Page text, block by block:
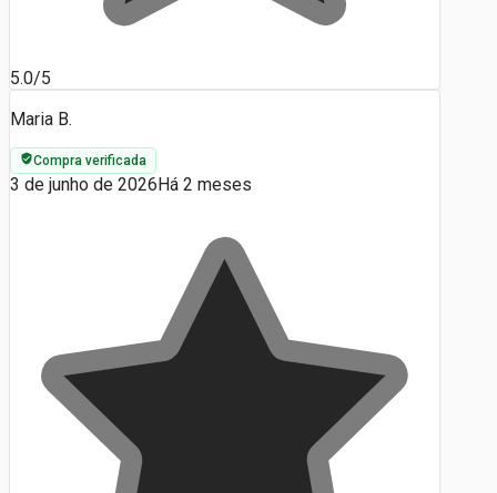
5.0/5
Maria B.
Compra verificada
3 de junho de 2026Há 2 meses